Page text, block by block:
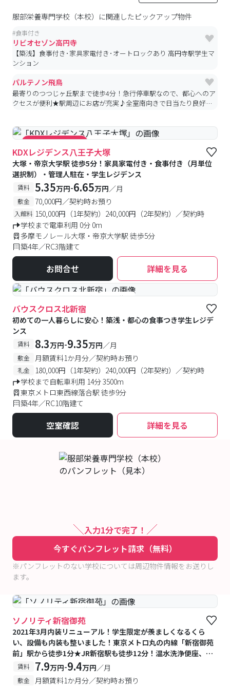
服部栄養専門学校（本校） に関連したピックアップ物件
#食事付き
リビオセゾン高円寺
【築浅】食事付き･家具家電付き･オートロックあり 高円寺駅学生マ
ンション
パルテノン飛鳥
最寄りのつつじヶ丘駅まで徒歩4分！急行停車駅なので、都心へのア
クセスが便利★駅周辺にお店が充実♪全室南向きで日当たり良好♪
#キャンペーン実施中 #食事付き
KDXレジデンス八王子大塚
大塚・帝京大学駅 徒歩5分！家具家電付き・食事付き（月単位
選択制）・管理人駐在・学生レジデンス
賃料 5.35万円-6.65万円／月
敷金 70,000円／契約時お預り
入館料 150,000円（1年契約）240,000円（2年契約）／契約時
学校まで電車利用 0分 0m
多摩モノレール大塚・帝京大学駅 徒歩5分
築4年／RC3階建て
お問合せ 詳細を見る
#食事付き #予約受付中 #空室待ち
バウスクロス北新宿
初めての一人暮らしに安心！築浅・都心の食事つき学生レジデ
ンス
賃料 8.3万円-9.35万円／月
敷金 月額賃料1か月分／契約時お預り
礼金
180,000円（1年契約）240,000円（2年契約）／契約時
学校まで自転車利用 14分 3500m
東京メトロ東西線落合駅 徒歩9分
築4年／RC10階建て
空室確認 詳細を見る
入力1分で完了！
今すぐパンフレット請求（無料）
※パンフレットのない学校については周辺物件情報をお送りし
ます。
#予約受付中 #空室待ち
ソノリティ新宿御苑
2021年3月内装リニューアル！学生限定が羨ましくなるくら
い、設備も内装も整いました！東京メトロ丸の内線「新宿御苑
前」駅から徒歩1分★JR新宿駅も徒歩12分！温水洗浄便座、浴
室乾燥機、洗面化粧台、2口コンロが備え付け♪、トランクルー
ムつきで収納たっぷり♪
賃料 7.9万円-9.4万円／月
敷金 月額賃料1か月分／契約時お預り